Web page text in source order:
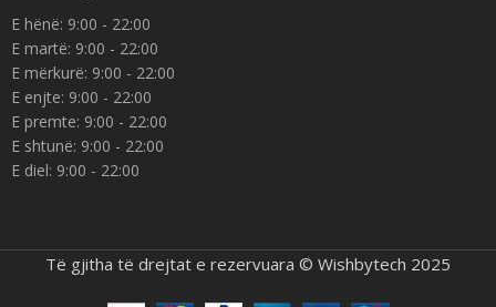
E hënë: 9:00 - 22:00
E martë: 9:00 - 22:00
E mërkurë: 9:00 - 22:00
E enjte: 9:00 - 22:00
E premte: 9:00 - 22:00
E shtunë: 9:00 - 22:00
E diel: 9:00 - 22:00
Të gjitha të drejtat e rezervuara © Wishbytech 2025